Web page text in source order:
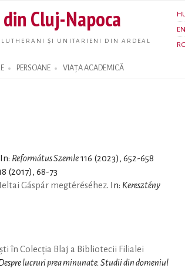
main
content
Cluj-Napoca
LUTHERANI ȘI UNITARIENI DIN ARDEAL
EN
PERSOANE VIAȚA ACADEMICĂ
Református Szemle116 (2023), 652-658
(2017), 68-73
Gáspár megtéréséhez. In: Keresztény
în Colecția Blaj a Bibliotecii Filialei
lucruri prea minunate. Studii din domeniul